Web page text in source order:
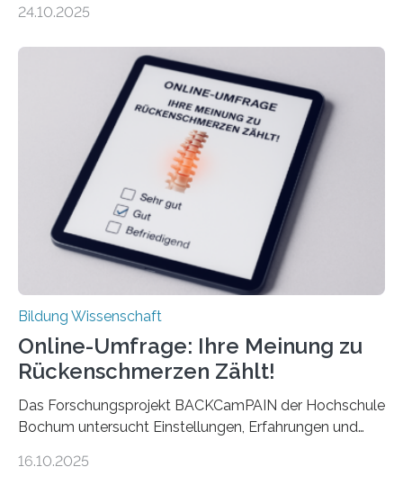
nach der Geburt durchschnittlich fast 30.000 Euro
langfristigen Auswirkungen auf Karriere und die spätere
Rente. Bisherige Schätzungen lagen bei rund 20.000
Euro und damit etwa 30 Prozent zu niedrig. Zu diesem
Ergebnis kommt eine neue Studie des ZEW Mannheim
mit der Universität Tilburg. „Werden Frauen unter 30
Jahren erstmals…
24.10.2025
Bildung Wissenschaft
Online-Umfrage: Ihre Meinung zu
Rückenschmerzen Zählt!
Das Forschungsprojekt BACKCamPAIN der Hochschule
Bochum untersucht Einstellungen, Erfahrungen und
gehören zu den häufigsten gesundheitlichen
16.10.2025